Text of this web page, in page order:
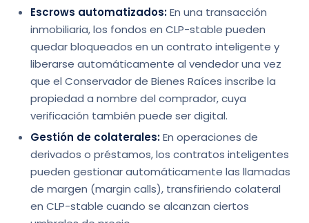
Escrows automatizados:En una transacción
inmobiliaria, los fondos en CLP-stable pueden
quedar bloqueados en un contrato inteligente y
liberarse automáticamente al vendedor una vez
que el Conservador de Bienes Raíces inscribe la
propiedad a nombre del comprador, cuya
verificación también puede ser digital.
Gestión de colaterales:En operaciones de
derivados o préstamos, los contratos inteligentes
pueden gestionar automáticamente las llamadas
de margen (margin calls), transfiriendo colateral
en CLP-stable cuando se alcanzan ciertos